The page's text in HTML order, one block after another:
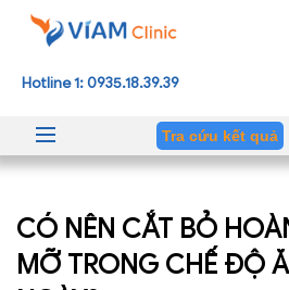
Hotline 1: 0935.18.39.39
Tra cứu kết quả
CÓ NÊN CẮT BỎ
MỠ TRONG CHẾ ĐỘ